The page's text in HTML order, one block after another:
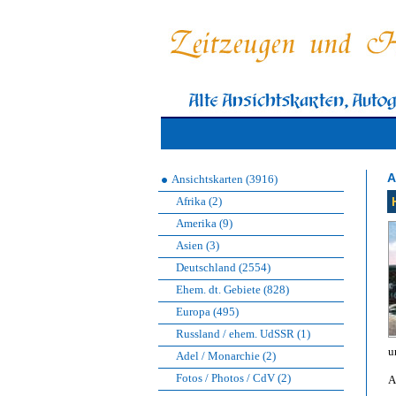
Ansichtskarten (3916)
Afrika (2)
Amerika (9)
Asien (3)
Deutschland (2554)
Ehem. dt. Gebiete (828)
Europa (495)
Russland / ehem. UdSSR (1)
Adel / Monarchie (2)
Fotos / Photos / CdV (2)